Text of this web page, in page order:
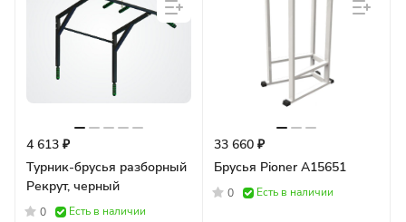
4 613 ₽
Турник-брусья разборный
Рекрут, черный
0 Есть в наличии
33 660 ₽
Брусья Pioner A15651
0 Есть в наличии